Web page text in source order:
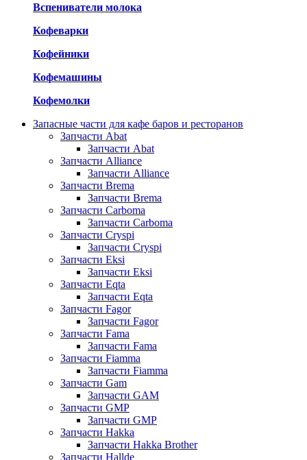
Вспениватели молока
Кофеварки
Кофейники
Кофемашины
Кофемолки
Запасные части для кафе баров и ресторанов
Запчасти Abat
Запчасти Abat
Запчасти Alliance
Запчасти Alliance
Запчасти Brema
Запчасти Brema
Запчасти Carboma
Запчасти Carboma
Запчасти Cryspi
Запчасти Cryspi
Запчасти Eksi
Запчасти Eksi
Запчасти Eqta
Запчасти Eqta
Запчасти Fagor
Запчасти Fagor
Запчасти Fama
Запчасти Fama
Запчасти Fiamma
Запчасти Fiamma
Запчасти Gam
Запчасти GAM
Запчасти GMP
Запчасти GMP
Запчасти Hakka
Запчасти Hakka Brother
Запчасти Hallde